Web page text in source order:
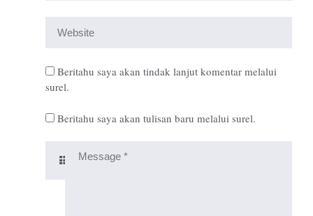
Beritahu saya akan tindak lanjut komentar melalui
surel.
Beritahu saya akan tulisan baru melalui surel.